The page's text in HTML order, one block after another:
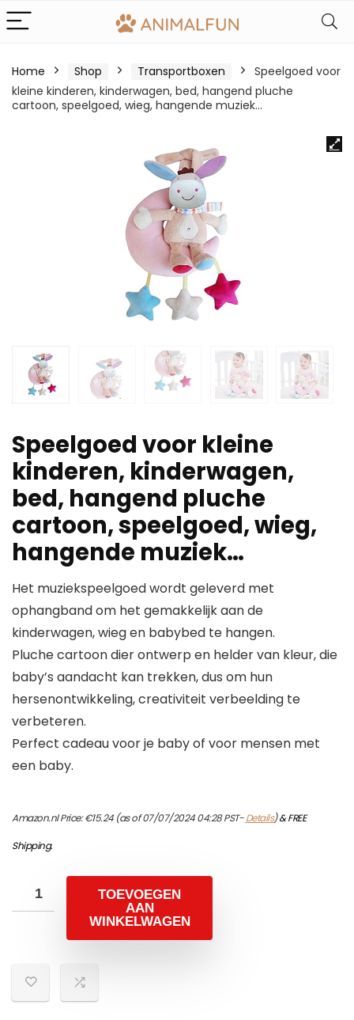
Home Shop Transportboxen
Speelgoed voor
kleine kinderen, kinderwagen, bed, hangend pluche
cartoon, speelgoed, wieg, hangende muziek…
Speelgoed voor kleine
kinderen, kinderwagen,
bed, hangend pluche
cartoon, speelgoed, wieg,
hangende muziek…
Het muziekspeelgoed wordt geleverd met
ophangband om het gemakkelijk aan de
kinderwagen, wieg en babybed te hangen.
Pluche cartoon dier ontwerp en helder van kleur, die
baby’s aandacht kan trekken, dus om hun
hersenontwikkeling, creativiteit verbeelding te
verbeteren.
Perfect cadeau voor je baby of voor mensen met
een baby.
Amazon.nl Price:€15.24(as of 07/07/2024 04:28 PST-Details)&FREE
Shipping.
TOEVOEGEN
AAN
WINKELWAGEN